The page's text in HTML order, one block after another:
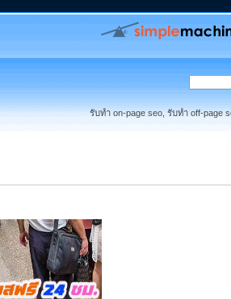
รับทำ on-page seo, รับทำ off-page